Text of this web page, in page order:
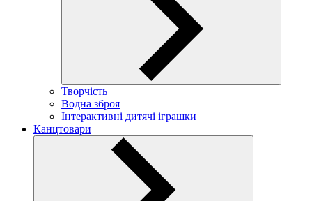
Творчість
Водна зброя
Інтерактивні дитячі іграшки
Канцтовари